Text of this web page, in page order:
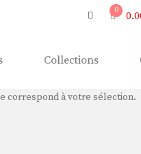
0
Collections
correspond à votre sélection.